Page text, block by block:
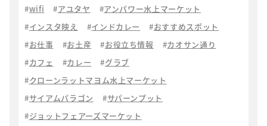
wifi アユタヤ
アンパワー水上マーケット
インスタ映え
インドカレー
おすすめスポット
お仕事
お土産 お役立ち情報
カオサン通り
カフェ
カレー
グラブ
クローンラットマヨム水上マーケット
サイアムパラゴン
サパーンプット
ジョットフェアーズマーケット